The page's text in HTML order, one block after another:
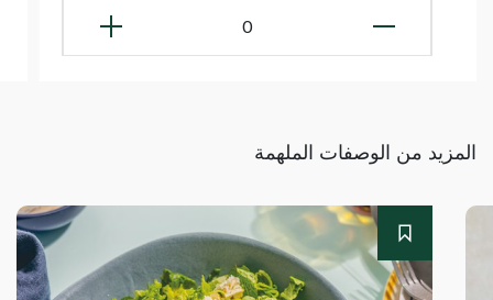
0
المزيد من الوصفات الملهمة